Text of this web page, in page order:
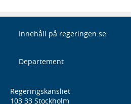
Innehåll på regeringen.se
Departement
Regeringskansliet
103 33 Stockholm